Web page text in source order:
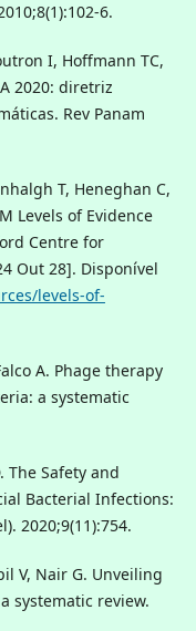
6.
I, Hoffmann TC,
2020: diretriz
Rev Panam
T, Heneghan C,
Levels of Evidence
Centre for
Out 28]. Disponível
levels-of-
A. Phage therapy
a systematic
The Safety and
Bacterial Infections:
2020;9(11):754.
V, Nair G. Unveiling
systematic review.